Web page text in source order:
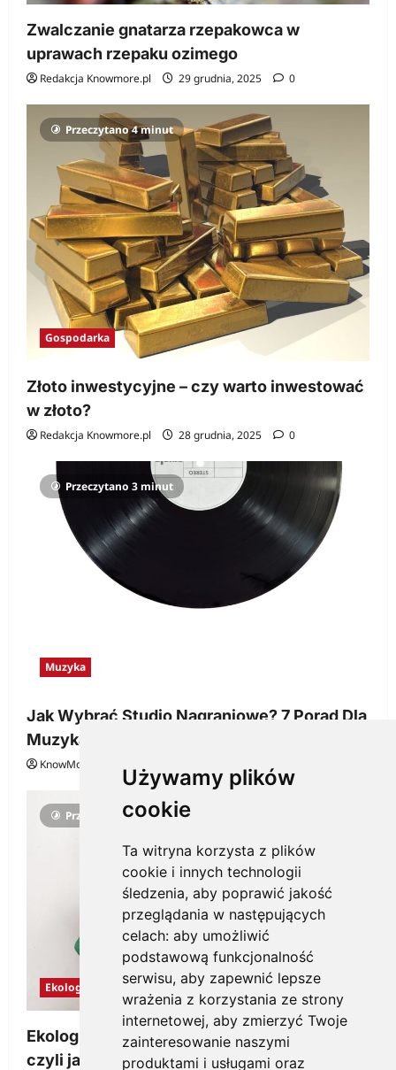
Używamy plików
cookie
Ta witryna korzysta z plików
cookie i innych technologii
śledzenia, aby poprawić jakość
przeglądania w następujących
celach: aby umożliwić
podstawową funkcjonalność
serwisu, aby zapewnić lepsze
wrażenia z korzystania ze strony
internetowej, aby zmierzyć Twoje
zainteresowanie naszymi
produktami i usługami oraz
Zwalczanie gnatarza rzepakowca w
uprawach rzepaku ozimego
Redakcja Knowmore.pl 29 grudnia, 2025 0
Przeczytano 4 minut
Gospodarka
Złoto inwestycyjne – czy warto inwestować
w złoto?
Redakcja Knowmore.pl 28 grudnia, 2025 0
Przeczytano 3 minut
Muzyka
Jak Wybrać Studio Nagraniowe? 7 Porad Dla
Muzyka
KnowMore.pl
Przeczytano 3 minut
Ekologia
Ekologiczne gadżety reklamowe dla firmy,
czyli jak wzbudzić zainteresowanie